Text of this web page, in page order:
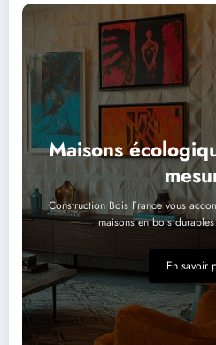
Maisons
Construction Bois France vous
maisons en bois
En savoir